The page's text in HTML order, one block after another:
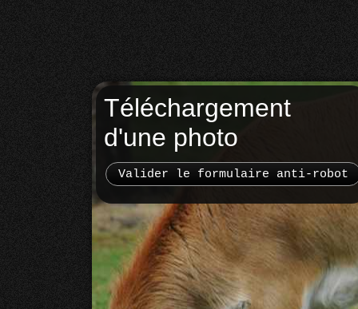
Téléchargement
d'une photo